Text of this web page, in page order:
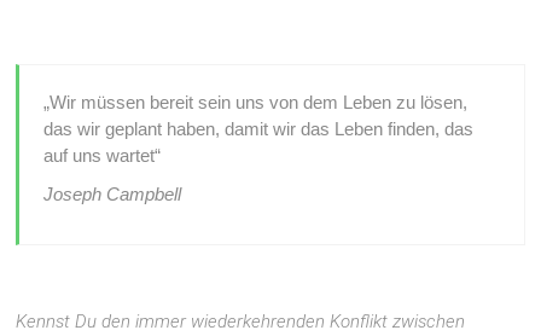
„Wir müssen bereit sein uns von dem Leben zu lösen,
das wir geplant haben,damit wir das Leben finden, das
auf uns wartet“
Joseph Campbell
Kennst Du den immer wiederkehrenden Konflikt zwischen